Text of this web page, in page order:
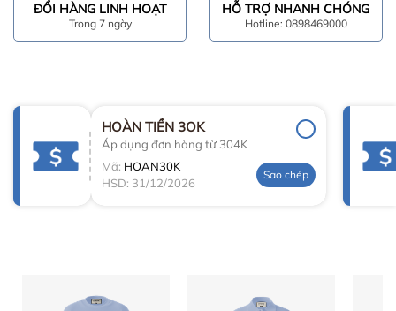
ĐỔI HÀNG LINH HOẠT
Trong 7 ngày
HỖ TRỢ NHANH CHÓNG
Hotline: 0898469000
HOÀN TIỀN 3OK
Áp dụng đơn hàng từ 304K
Mã: HOAN30K
HSD: 31/12/2026
Sao chép